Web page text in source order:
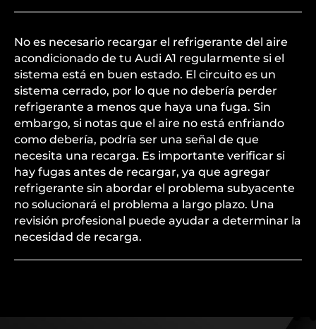
No es necesario recargar el refrigerante del aire
acondicionado de tu Audi A1 regularmente si el
sistema está en buen estado. El circuito es un
sistema cerrado, por lo que no debería perder
refrigerante a menos que haya una fuga. Sin
embargo, si notas que el aire no está enfriando
como debería, podría ser una señal de que
necesita una recarga. Es importante verificar si
hay fugas antes de recargar, ya que agregar
refrigerante sin abordar el problema subyacente
no solucionará el problema a largo plazo. Una
revisión profesional puede ayudar a determinar la
necesidad de recarga.